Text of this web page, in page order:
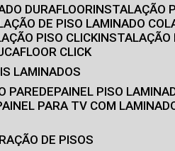
DURAFLOOR INSTALAÇÃO
DE PISO LAMINADO
PISO CLICK INSTALAÇÃO
CLICK
LAMINADOS
PAREDE PAINEL PISO
PAINEL PARA TV COM
DE PISOS